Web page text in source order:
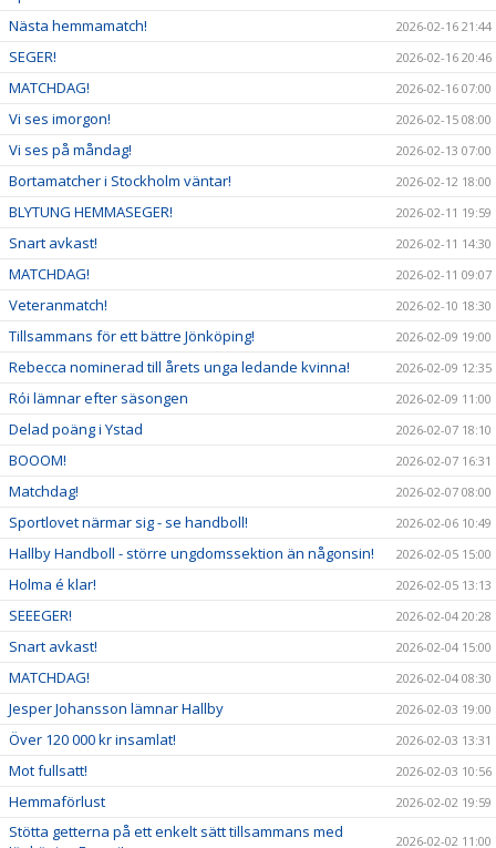
Nästa hemmamatch! 2026-02-16 21:44
SEGER! 2026-02-16 20:46
MATCHDAG! 2026-02-16 07:00
Vi ses imorgon! 2026-02-15 08:00
Vi ses på måndag! 2026-02-13 07:00
Bortamatcher i Stockholm väntar! 2026-02-12 18:00
BLYTUNG HEMMASEGER! 2026-02-11 19:59
Snart avkast! 2026-02-11 14:30
MATCHDAG! 2026-02-11 09:07
Veteranmatch! 2026-02-10 18:30
Tillsammans för ett bättre Jönköping! 2026-02-09 19:00
Rebecca nominerad till årets unga ledande kvinna! 2026-02-09 12:35
Rói lämnar efter säsongen 2026-02-09 11:00
Delad poäng i Ystad 2026-02-07 18:10
BOOOM! 2026-02-07 16:31
Matchdag! 2026-02-07 08:00
Sportlovet närmar sig - se handboll! 2026-02-06 10:49
Hallby Handboll - större ungdomssektion än någonsin! 2026-02-05 15:00
Holma é klar! 2026-02-05 13:13
SEEEGER! 2026-02-04 20:28
Snart avkast! 2026-02-04 15:00
MATCHDAG! 2026-02-04 08:30
Jesper Johansson lämnar Hallby 2026-02-03 19:00
Över 120 000 kr insamlat! 2026-02-03 13:31
Mot fullsatt! 2026-02-03 10:56
Hemmaförlust 2026-02-02 19:59
Stötta getterna på ett enkelt sätt tillsammans med
2026-02-02 11:00